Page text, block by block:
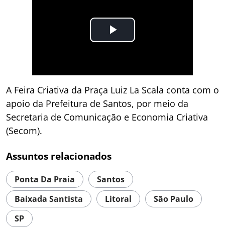
A Feira Criativa da Praça Luiz La Scala conta com o
apoio da Prefeitura de Santos, por meio da
Secretaria de Comunicação e Economia Criativa
(Secom).
Assuntos relacionados
Ponta Da Praia
Santos
Baixada Santista
Litoral
São Paulo
SP